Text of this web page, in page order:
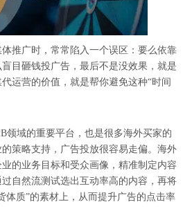
推广时，常常陷入一个误区：要么依靠
目砸钱投广告，最后不是没效果，就是
运营的价值，就是帮你避免这种“时间
领域的重要平台，也是很多海外买家的
策略支持，广告投放很容易走偏。海外
的业务目标和受众画像，精准制定内容
自然流测试选出互动率高的内容，再将
体质”的素材上，从而提升广告的点击率